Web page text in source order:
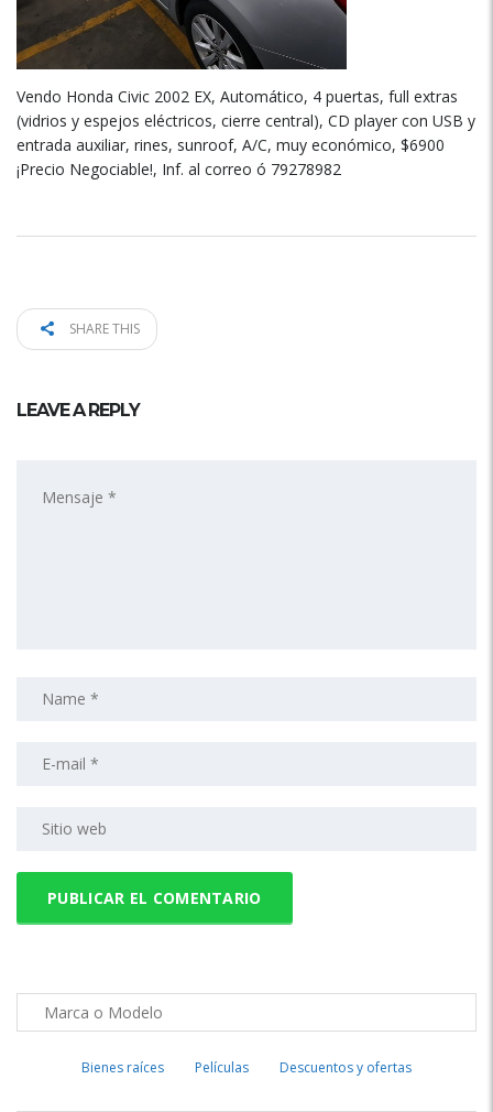
Vendo Honda Civic 2002 EX, Automático, 4 puertas, full extras
(vidrios y espejos eléctricos, cierre central), CD player con USB y
entrada auxiliar, rines, sunroof, A/C, muy económico, $6900
¡Precio Negociable!, Inf. al correo ó 79278982
SHARE THIS
LEAVE A REPLY
Bienes raíces Películas Descuentos y ofertas